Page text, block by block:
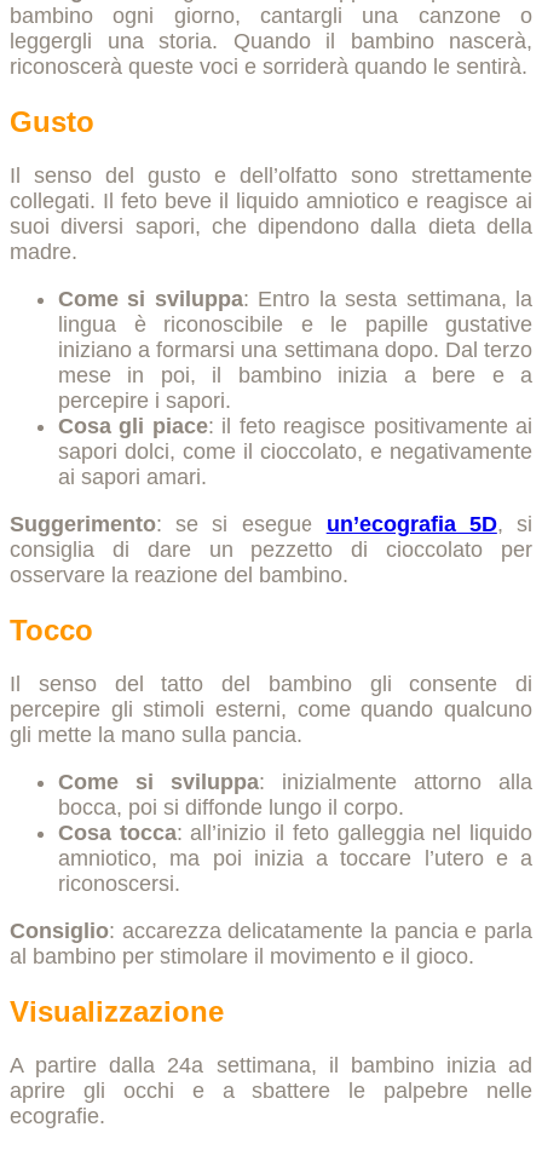
bambino ogni giorno, cantargli una canzone o
leggergli una storia. Quando il bambino nascerà,
riconoscerà queste voci e sorriderà quando le sentirà.
Gusto
Il senso del gusto e dell’olfatto sono strettamente
collegati. Il feto beve il liquido amniotico e reagisce ai
suoi diversi sapori, che dipendono dalla dieta della
madre.
Come si sviluppa: Entro la sesta settimana, la
lingua è riconoscibile e le papille gustative
iniziano a formarsi una settimana dopo. Dal terzo
mese in poi, il bambino inizia a bere e a
percepire i sapori.
Cosa gli piace: il feto reagisce positivamente ai
sapori dolci, come il cioccolato, e negativamente
ai sapori amari.
Suggerimento: se si esegue un’ecografia 5D, si
consiglia di dare un pezzetto di cioccolato per
osservare la reazione del bambino.
Tocco
Il senso del tatto del bambino gli consente di
percepire gli stimoli esterni, come quando qualcuno
gli mette la mano sulla pancia.
Come si sviluppa: inizialmente attorno alla
bocca, poi si diffonde lungo il corpo.
Cosa tocca: all’inizio il feto galleggia nel liquido
amniotico, ma poi inizia a toccare l’utero e a
riconoscersi.
Consiglio: accarezza delicatamente la pancia e parla
al bambino per stimolare il movimento e il gioco.
Visualizzazione
A partire dalla 24a settimana, il bambino inizia ad
aprire gli occhi e a sbattere le palpebre nelle
ecografie.